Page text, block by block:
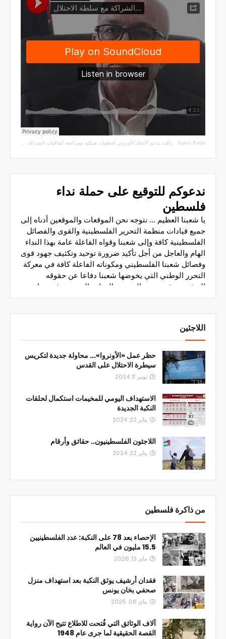
Saleh Rafat
· رأفت يدعو الاتحاد الأوروبي لخطوات هيكلية ومراجعة اتفاقيات الشراكة مع سلطة الاحتلال
اللاجئين
حظر عمل «الأونروا»... محاولة جديدة لتكريس
سيطرة الاحتلال على القدس
نونبر 11, 2024
الاستهداف اليومي للمخيمات استكمال لحلقات
النكبة الجديدة
يناير 22, 2024
اللاجئون الفلسطينيون.. حقائق وأرقام
يناير 22, 2024
من ذاكرة فلسطين
الإحصاء بعد 78 على النكبة: عدد الفلسطينيين
15.5 مليون في العالم
ماي 13, 2026
فقدان أرشيف يوثق النكبة بعد استهداف منزل
صحفي بخان يونس
ماي 06, 2026
آلاف الوثائق التي فُتحت للاطلاع تتيح الآن رواية
القصة الحقيقية لما جرى عام 1948